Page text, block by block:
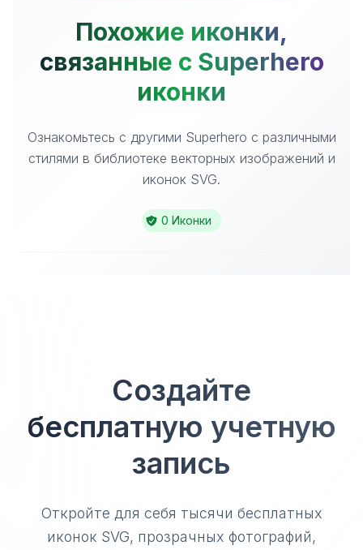
Похожие иконки,
связанные с Superhero
иконки
Ознакомьтесь с другими Superhero с различными
стилями в библиотеке векторных изображений и
иконок SVG.
0 Иконки
Создайте
бесплатную учетную
запись
Откройте для себя тысячи бесплатных
иконок SVG, прозрачных фотографий,